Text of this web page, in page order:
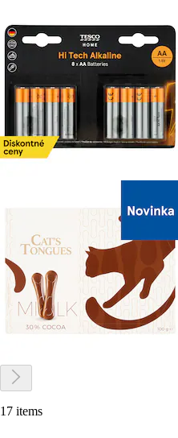
17 items